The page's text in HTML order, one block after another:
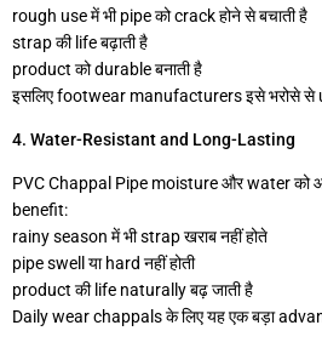
rough use में भी pipe को crack होने से बचाती है
strap की life बढ़ाती है
product को durable बनाती है
इसलिए footwear manufacturers इसे भरोसे से
4. Water-Resistant and Long-Lasting
PVC Chappal Pipe moisture और water को
benefit:
rainy season में भी strap खराब नहीं होते
pipe swell या hard नहीं होती
product की life naturally बढ़ जाती है
Daily wear chappals के लिए यह एक बड़ा